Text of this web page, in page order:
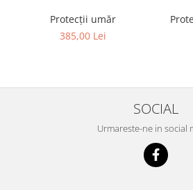
Protecții umăr
385,00 Lei
SOCIAL
Urmareste-ne in social